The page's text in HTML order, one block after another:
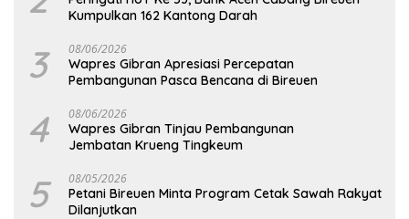
Kumpulkan 162 Kantong Darah
3 08/06/2026
Wapres Gibran Apresiasi Percepatan
Pembangunan Pasca Bencana di Bireuen
4 08/06/2026
Wapres Gibran Tinjau Pembangunan
Jembatan Krueng Tingkeum
5 08/05/2026
Petani Bireuen Minta Program Cetak Sawah Rakyat
Dilanjutkan